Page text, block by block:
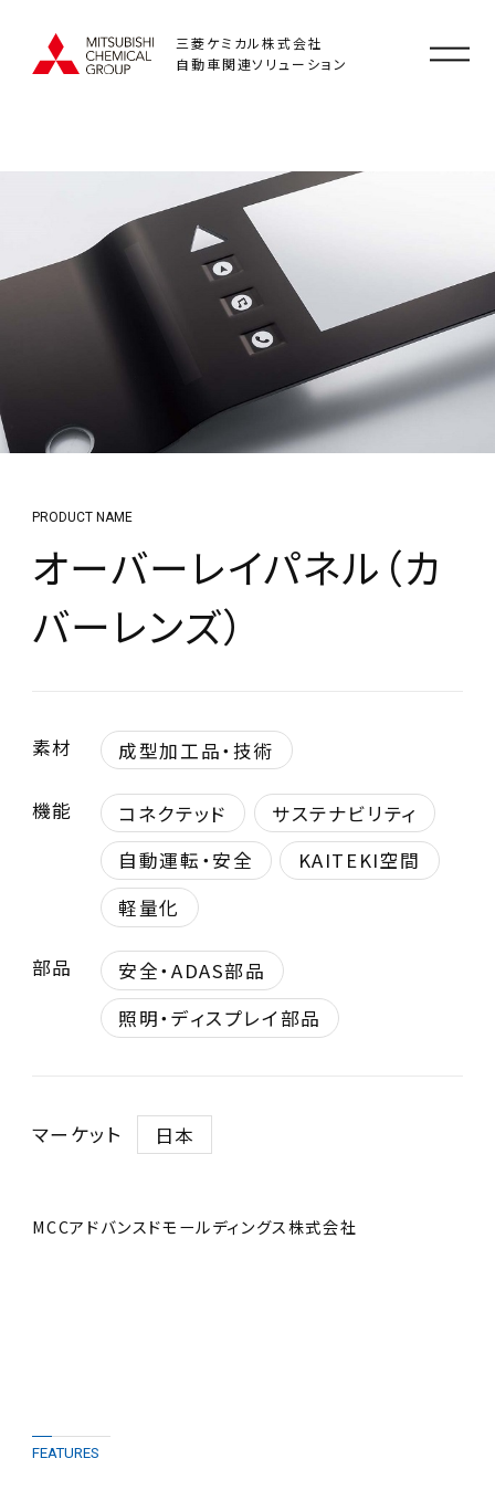
三菱ケミカル株式会社
自動車関連ソリューション
PRODUCT NAME
オーバーレイパネル（カ
バーレンズ）
素材 成型加工品・技術
機能 コネクテッド
サステナビリティ
自動運転・安全
KAITEKI空間
軽量化
部品
安全・ADAS部品
照明・ディスプレイ部品
マーケット 日本
MCCアドバンスドモールディングス株式会社
FEATURES